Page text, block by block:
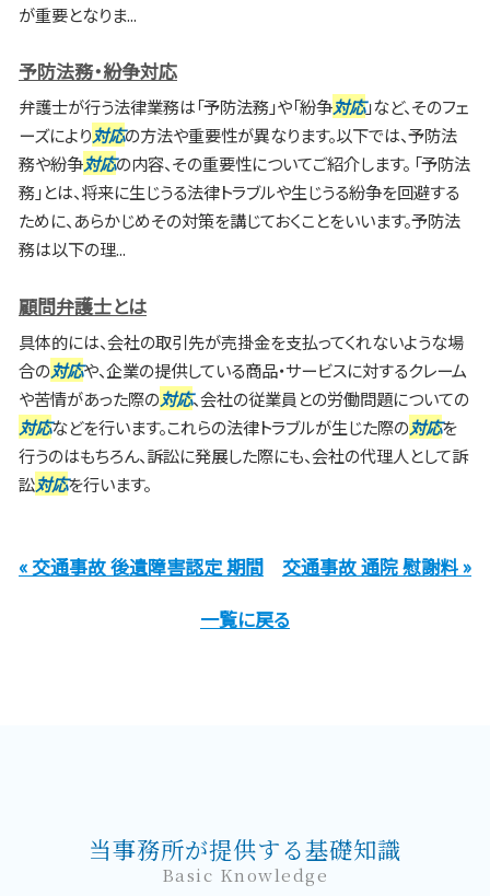
が重要となりま...
予防法務・紛争対応
弁護士が行う法律業務は「予防法務」や「紛争対応」など、そのフェ
ーズにより対応の方法や重要性が異なります。以下では、予防法
務や紛争対応の内容、その重要性についてご紹介します。 「予防法
務」とは、将来に生じうる法律トラブルや生じうる紛争を回避する
ために、あらかじめその対策を講じておくことをいいます。予防法
務は以下の理...
顧問弁護士とは
具体的には、会社の取引先が売掛金を支払ってくれないような場
合の対応や、企業の提供している商品・サービスに対するクレーム
や苦情があった際の対応、会社の従業員との労働問題についての
対応などを行います。これらの法律トラブルが生じた際の対応を
行うのはもちろん、訴訟に発展した際にも、会社の代理人として訴
訟対応を行います。
« 交通事故 後遺障害認定 期間
交通事故 通院 慰謝料 »
一覧に戻る
当事務所が提供する基礎知識
Basic Knowledge